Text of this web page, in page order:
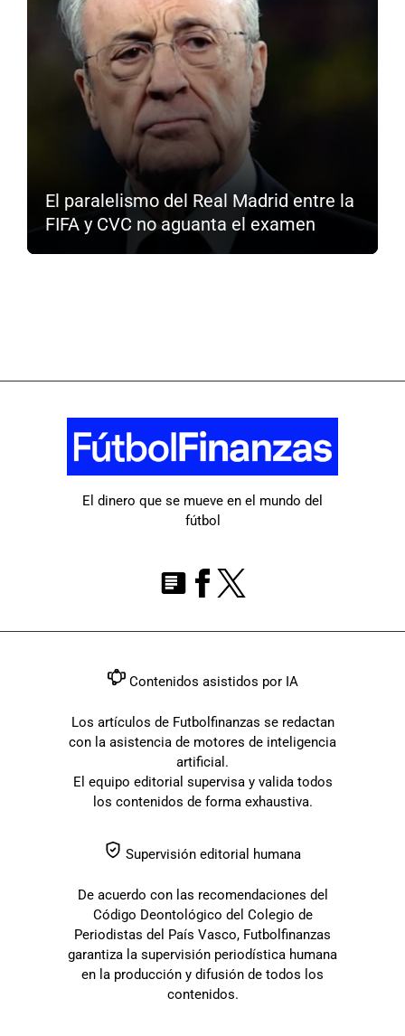
El paralelismo del Real Madrid entre la
FIFA y CVC no aguanta el examen
El dinero que se mueve en el mundo del
fútbol
Contenidos asistidos por IA
Los artículos de Futbolfinanzas se redactan
con la asistencia de motores de inteligencia
artificial.
El equipo editorial supervisa y valida todos
los contenidos de forma exhaustiva.
Supervisión editorial humana
De acuerdo con las recomendaciones del
Código Deontológico del Colegio de
Periodistas del País Vasco, Futbolfinanzas
garantiza la supervisión periodística humana
en la producción y difusión de todos los
contenidos.